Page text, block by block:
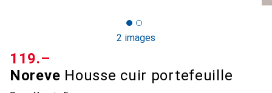
2 images
Noreve Housse cuir portefeuille
CHF
119.–